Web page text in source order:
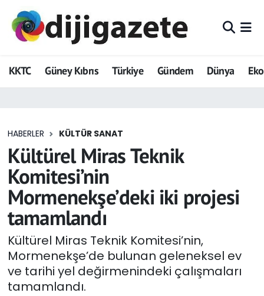
KKTC Güney Kıbrıs Türkiye Gündem Dünya
HABERLER KÜLTÜR SANAT
Kültürel Miras Teknik
Komitesi’nin
Mormenekşe’deki iki projesi
tamamlandı
Kültürel Miras Teknik Komitesi’nin,
Mormenekşe’de bulunan geleneksel ev
ve tarihi yel değirmenindeki çalışmaları
tamamlandı.
ADVERTORIAL
Dijigazete
Eğitim
Ekonomi
Foto Galeri
GEZİ
Güncel
Gündem
Hava Durumu
Trafik Durumu
Tüm Manşetler
Son Dakika Haberleri
Haber Arşivi